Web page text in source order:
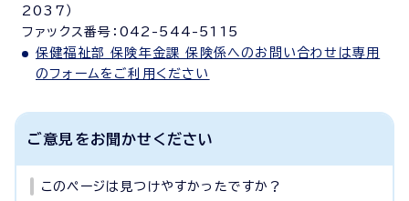
2037）
ファックス番号：042-544-5115
保健福祉部 保険年金課 保険係へのお問い合わせは専用
のフォームをご利用ください
ご意見をお聞かせください
このページは見つけやすかったですか？